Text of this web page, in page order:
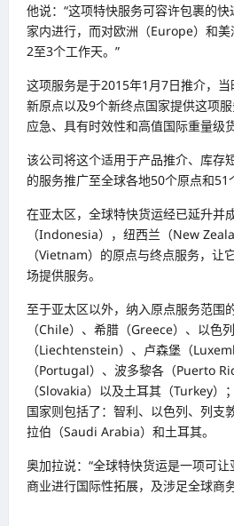
他说：“这项特快服务可容许包裹的
家内进行，而对欧洲（Europe）和
2至3个工作天。”
这项服务是于2015年1月7日推介，
新原点以及9个新终点国家提供这项
应急、具有时效性和高值国际重量级货
该公司将这个适用于产品推介、库存
的服务推广至全球各地50个原点和51
在亚太区，全球特快货运经已延升并
（Indonesia），纽西兰（New
（Vietnam）的原点与终点服务，让
场提供服务。
至于亚太区以外，纳入原点服务范围
（Chile）、希腊（Greece）、以色
（Liechtenstein）、卢森堡（
（Portugal）、波多黎各（Puerto
（Slovakia）以及土耳其（Turkey）
国家则包括了：智利、以色列、列支
拉伯（Saudi Arabia）和土耳其。
奥加拉说：“全球特快货运是一项可
商业进行国际性拓展，及涉足全球商